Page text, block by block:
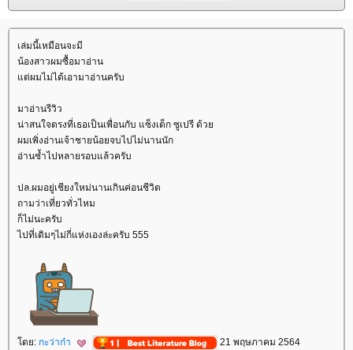
เล่มนี้เหมือนจะมี
น้องสาวผมซื้อมาอ่าน
ต่ผมไม่ได้เอามาอ่านครับ
มาอ่านรีวิว
น่าสนใจตรงที่เธอเป็นเพื่อนกับ แซ็งเต็ก ซูเปรี ด้ว
ผมเพิ่งอ่านเจ้าชายน้อยจบไปไม่นานนัก
อ่านซ้ำไปหลายรอบแล้วครับ
ปล.ผมอยู่เชียงใหม่นานเกินค่อนชีวิต
ถามว่าเที่ยวทั่วไหม
ก็ไม่นะครับ
ไปที่เดิมๆไม่กี่แห่งเองล่ะครับ 555
ดย: กะว่าก๋า
21 พฤษภาคม 2564